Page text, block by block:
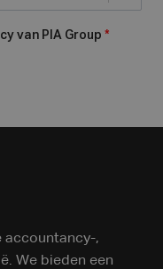
van PIA Group *
accountancy-,
We bieden een